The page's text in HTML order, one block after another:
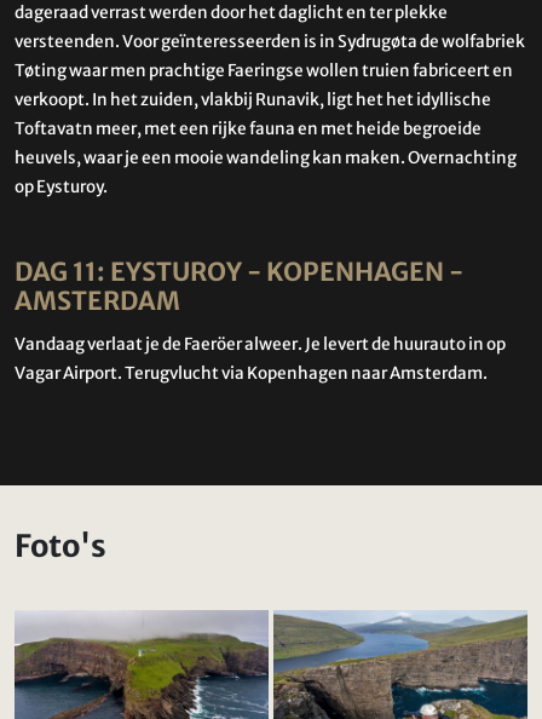
dageraad verrast werden door het daglicht en ter plekke
versteenden. Voor geïnteresseerden is in Sydrugøta de wolfabriek
Tøting waar men prachtige Faeringse wollen truien fabriceert en
verkoopt. In het zuiden, vlakbij Runavik, ligt het het idyllische
Toftavatn meer, met een rijke fauna en met heide begroeide
heuvels, waar je een mooie wandeling kan maken. Overnachting
op Eysturoy.
DAG 11: EYSTUROY - KOPENHAGEN -
AMSTERDAM
Vandaag verlaat je de Faeröer alweer. Je levert de huurauto in op
Vagar Airport. Terugvlucht via Kopenhagen naar Amsterdam.
Foto's